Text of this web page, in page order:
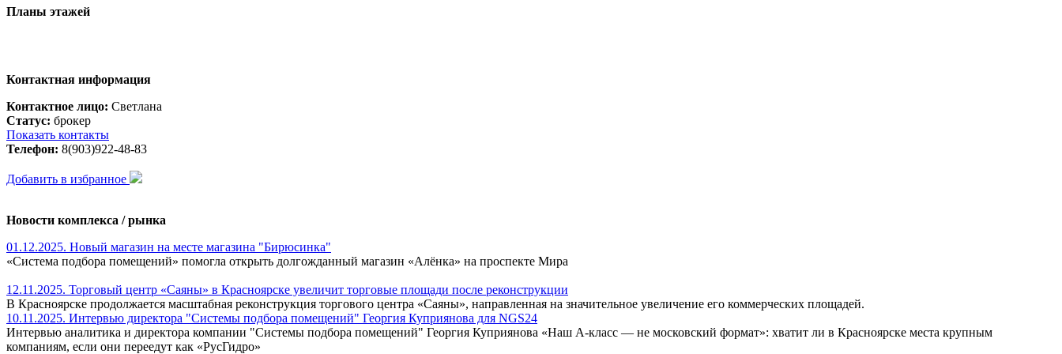
Планы этажей
Контактная информация
Контактное лицо: Светлана
Статус: брокер
Показать контакты
Телефон: 8(903)922-48-83
Добавить в избранное
Новости комплекса / рынка
01.12.2025. Новый магазин на месте магазина "Бирюсинка"
«Система подбора помещений» помогла открыть долгожданный магазин «Алёнка» на проспекте Мира
12.11.2025. Торговый центр «Саяны» в Красноярске увеличит торговые площади после реконструкции
В Красноярске продолжается масштабная реконструкция торгового центра «Саяны», направленная на значительное увеличение его коммерческих площадей.
10.11.2025. Интервью директора "Системы подбора помещений" Георгия Куприянова для NGS24
Интервью аналитика и директора компании "Системы подбора помещений" Георгия Куприянова «Наш A-класс — не московский формат»: хватит ли в Красноярске места крупным
компаниям, если они переедут как «РусГидро»